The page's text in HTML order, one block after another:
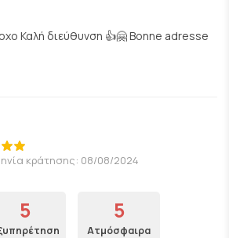
Καλή διεύθυνση 👍🤗 Bonne adresse
κράτησης: 08/08/2024
5 5
Ατμόσφαιρα